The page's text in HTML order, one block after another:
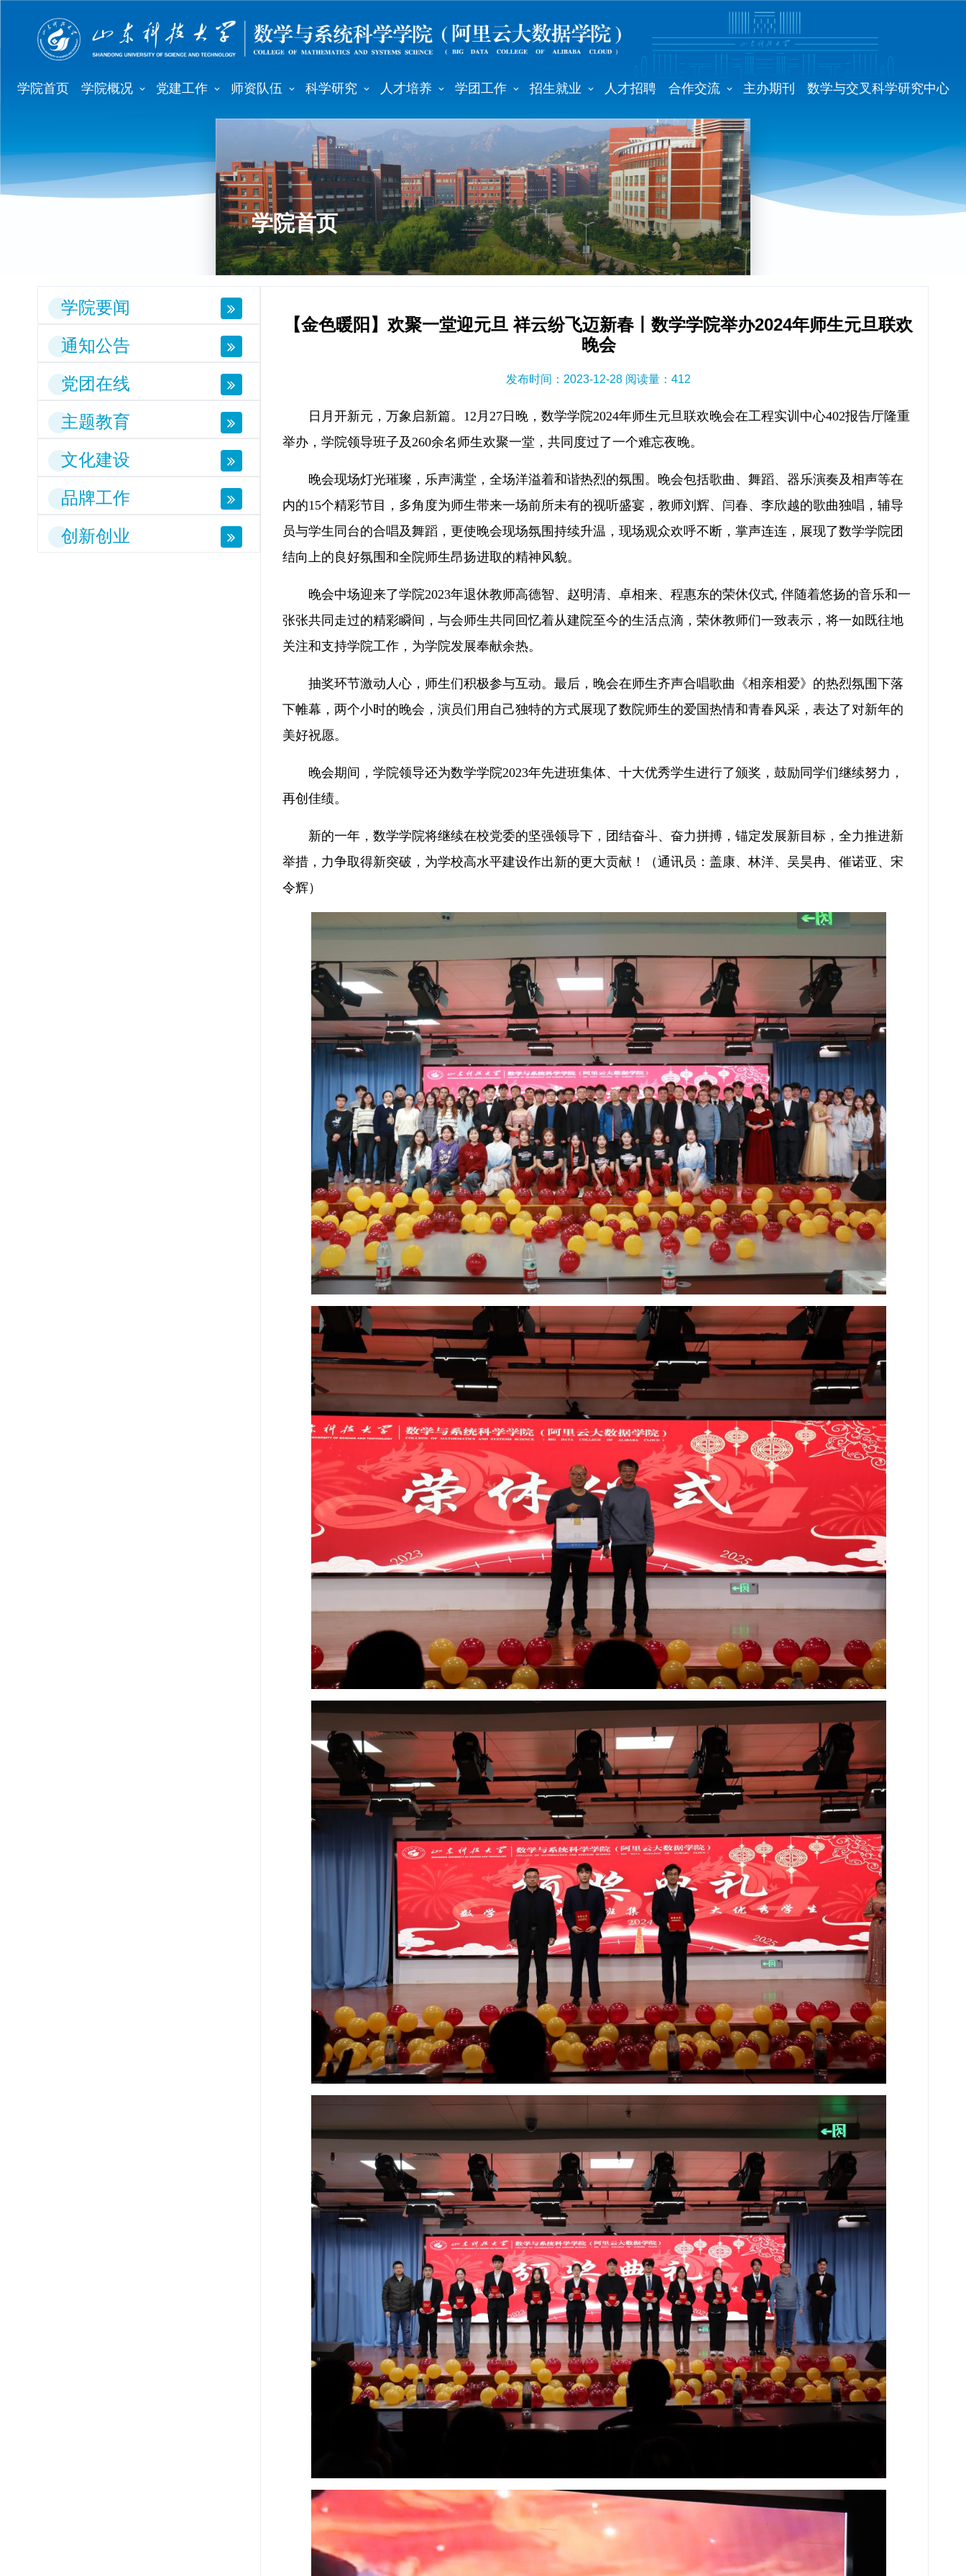
学院首页 学院概况 党建工作 师资队伍 科学研究 人才培养 学团工作 招生就业 人才招聘 合作交流 主办期刊 数学与交叉科学研究中心
学院首页
学院要闻
通知公告
党团在线
主题教育
文化建设
品牌工作
创新创业
【金色暖阳】欢聚一堂迎元旦 祥云纷飞迈新春丨数学学院举办2024年师生元旦联欢
晚会
发布时间：2023-12-28 阅读量： 412
日月开新元，万象启新篇。12月27日晚，数学学院2024年师生元旦联欢晚会在工程实训中心402报告厅隆重
举办，学院领导班子及260余名师生欢聚一堂，共同度过了一个难忘夜晚。
晚会现场灯光璀璨，乐声满堂，全场洋溢着和谐热烈的氛围。晚会包括歌曲、舞蹈、器乐演奏及相声等在
内的15个精彩节目，多角度为师生带来一场前所未有的视听盛宴，教师刘辉、闫春、李欣越的歌曲独唱，辅导
员与学生同台的合唱及舞蹈，更使晚会现场氛围持续升温，现场观众欢呼不断，掌声连连，展现了数学学院团
结向上的良好氛围和全院师生昂扬进取的精神风貌。
晚会中场迎来了学院2023年退休教师高德智、赵明清、卓相来、程惠东的荣休仪式, 伴随着悠扬的音乐和一
张张共同走过的精彩瞬间，与会师生共同回忆着从建院至今的生活点滴，荣休教师们一致表示，将一如既往地
关注和支持学院工作，为学院发展奉献余热。
抽奖环节激动人心，师生们积极参与互动。最后，晚会在师生齐声合唱歌曲《相亲相爱》的热烈氛围下落
下帷幕，两个小时的晚会，演员们用自己独特的方式展现了数院师生的爱国热情和青春风采，表达了对新年的
美好祝愿。
晚会期间，学院领导还为数学学院2023年先进班集体、十大优秀学生进行了颁奖，鼓励同学们继续努力，
再创佳绩。
新的一年，数学学院将继续在校党委的坚强领导下，团结奋斗、奋力拼搏，锚定发展新目标，全力推进新
举措，力争取得新突破，为学校高水平建设作出新的更大贡献！（通讯员：盖康、林洋、吴昊冉、催诺亚、宋
令辉）